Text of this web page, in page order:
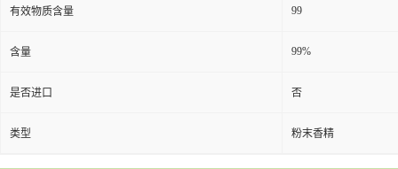
有效物质含量 99
含量 99%
是否进口 否
类型 粉末香精